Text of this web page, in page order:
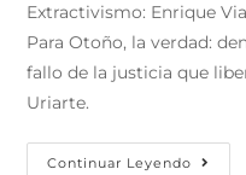
Extractivismo: Enrique
Para Otoño, la verdad:
fallo de la justicia que
Uriarte.
Continuar Leyendo